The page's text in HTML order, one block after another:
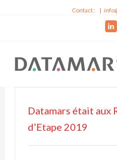
Contact : |
Datamars était aux
d’Etape 2019